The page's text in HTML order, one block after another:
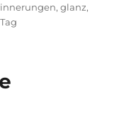
,glanz,
Tag